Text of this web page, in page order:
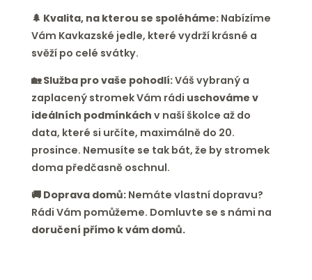
🌲 Kvalita, na kterou se spoléháme:Nabízíme
Vám Kavkazské jedle, které vydrží krásné a
svěží po celé svátky.
🏡 Služba pro vaše pohodlí:Váš vybraný a
zaplacený stromek Vám rádi uschováme v
ideálních podmínkách v naší školce až do
data, které si určíte, maximálně do 20.
prosince. Nemusíte se tak bát, že by stromek
doma předčasně oschnul.
🚚 Doprava domů:Nemáte vlastní dopravu?
Rádi Vám pomůžeme. Domluvte se s námi na
doručení přímo k vám domů.